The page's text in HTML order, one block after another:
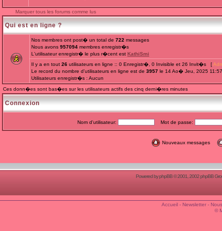
Marquer tous les forums comme lus
Qui est en ligne ?
Nos membres ont post� un total de 722 messages
Nous avons 957094 membres enregistr�s
L'utilisateur enregistr� le plus r�cent est KathiSmi
Il y a en tout 26 utilisateurs en ligne :: 0 Enregistr�, 0 Invisible et 26 Invit�s [
Le record du nombre d'utilisateurs en ligne est de 3957 le 14 Ao� Jeu, 2025
Utilisateurs enregistr�s : Aucun
Ces donn�es sont bas�es sur les utilisateurs actifs des cinq derni�res minutes
Connexion
Nom d'utilisateur: Mot de passe:
Nouveaux messages
Powered byphpBB© 2001, 2002 phpBB
Accueil- Newsletter-
©